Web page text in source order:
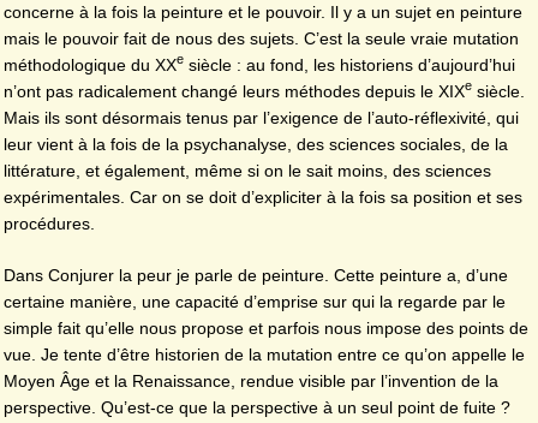
concerne à la fois la peinture et le pouvoir. Il y a un sujet en peinture
mais le pouvoir fait de nous des sujets. C’est la seule vraie mutation
méthodologique du XXe siècle : au fond, les historiens d’aujourd’hui
n’ont pas radicalement changé leurs méthodes depuis le XIXe siècle.
Mais ils sont désormais tenus par l’exigence de l’auto-réflexivité, qui
leur vient à la fois de la psychanalyse, des sciences sociales, de la
littérature, et également, même si on le sait moins, des sciences
expérimentales. Car on se doit d’expliciter à la fois sa position et ses
procédures.
Dans Conjurer la peur je parle de peinture. Cette peinture a, d’une
certaine manière, une capacité d’emprise sur qui la regarde par le
simple fait qu’elle nous propose et parfois nous impose des points de
vue. Je tente d’être historien de la mutation entre ce qu’on appelle le
Moyen Âge et la Renaissance, rendue visible par l’invention de la
perspective. Qu’est-ce que la perspective à un seul point de fuite ?